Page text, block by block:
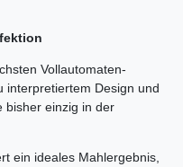
Vollautomaten-
interpretiertem Design und
bisher einzig in der
ein ideales Mahlergebnis,